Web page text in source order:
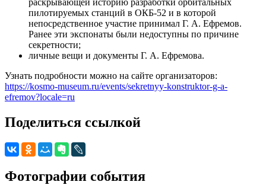
пилотируемых станций в ОКБ-52 и в которой
непосредственное участие принимал Г. А. Ефремов.
Ранее эти экспонаты были недоступны по причине
секретности;
личные вещи и документы Г. А. Ефремова.
Узнать подробности можно на сайте организаторов:
https://kosmo-museum.ru/events/sekretnyy-konstruktor-g-a-
efremov?locale=ru
Поделиться ссылкой
Фотографии события